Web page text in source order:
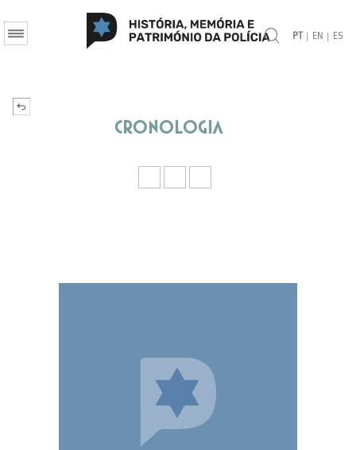
PT | EN | ES
Cronologia